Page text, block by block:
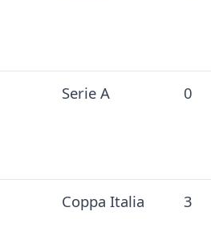
Serie A 0
Coppa Italia 3